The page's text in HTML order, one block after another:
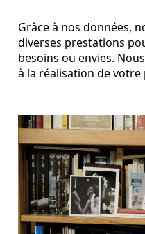
Grâce à nos données,
diverses prestations
besoins ou envies.
à la réalisation de votre